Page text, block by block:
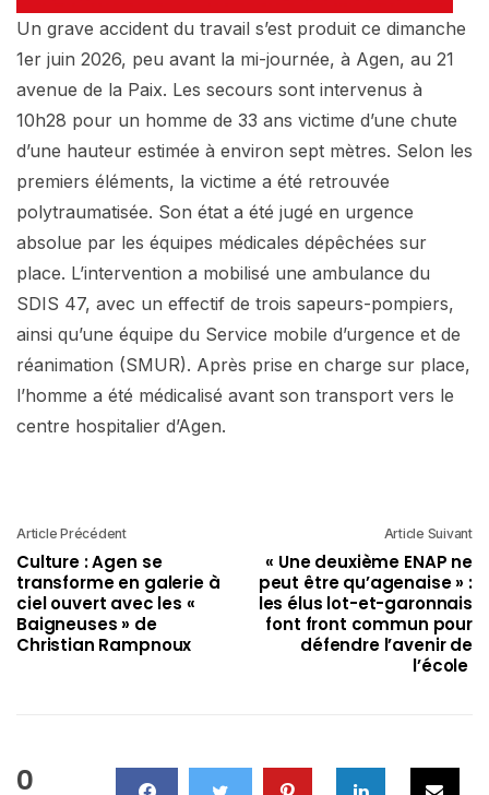
Un grave accident du travail s’est produit ce dimanche
1er juin 2026, peu avant la mi-journée, à Agen, au 21
avenue de la Paix. Les secours sont intervenus à
10h28 pour un homme de 33 ans victime d’une chute
d’une hauteur estimée à environ sept mètres. Selon les
premiers éléments, la victime a été retrouvée
polytraumatisée. Son état a été jugé en urgence
absolue par les équipes médicales dépêchées sur
place. L’intervention a mobilisé une ambulance du
SDIS 47, avec un effectif de trois sapeurs-pompiers,
ainsi qu’une équipe du Service mobile d’urgence et de
réanimation (SMUR). Après prise en charge sur place,
l’homme a été médicalisé avant son transport vers le
centre hospitalier d’Agen.
Article Précédent
Culture : Agen se
transforme en galerie à
ciel ouvert avec les «
Baigneuses » de
Christian Rampnoux
Article Suivant
« Une deuxième ENAP ne
peut être qu’agenaise » :
les élus lot-et-garonnais
font front commun pour
défendre l’avenir de
l’école
0